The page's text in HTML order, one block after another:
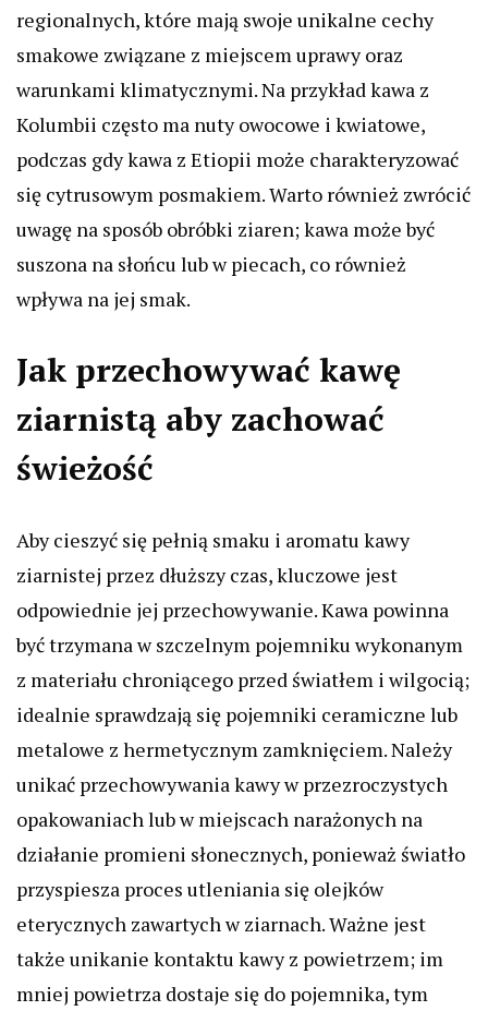
regionalnych, które mają swoje unikalne cechy
smakowe związane z miejscem uprawy oraz
warunkami klimatycznymi. Na przykład kawa z
Kolumbii często ma nuty owocowe i kwiatowe,
podczas gdy kawa z Etiopii może charakteryzować
się cytrusowym posmakiem. Warto również zwrócić
uwagę na sposób obróbki ziaren; kawa może być
suszona na słońcu lub w piecach, co również
wpływa na jej smak.
Jak przechowywać kawę
ziarnistą aby zachować
świeżość
Aby cieszyć się pełnią smaku i aromatu kawy
ziarnistej przez dłuższy czas, kluczowe jest
odpowiednie jej przechowywanie. Kawa powinna
być trzymana w szczelnym pojemniku wykonanym
z materiału chroniącego przed światłem i wilgocią;
idealnie sprawdzają się pojemniki ceramiczne lub
metalowe z hermetycznym zamknięciem. Należy
unikać przechowywania kawy w przezroczystych
opakowaniach lub w miejscach narażonych na
działanie promieni słonecznych, ponieważ światło
przyspiesza proces utleniania się olejków
eterycznych zawartych w ziarnach. Ważne jest
także unikanie kontaktu kawy z powietrzem; im
mniej powietrza dostaje się do pojemnika, tym